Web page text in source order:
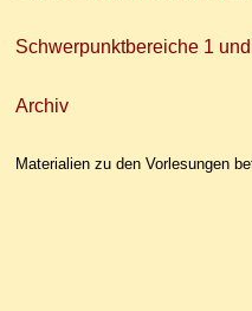
Schwerpunktbereiche 1
Archiv
Materialien zu den Vorlesungen